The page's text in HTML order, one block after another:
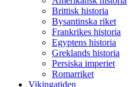
Brittisk historia
Bysantinska riket
Frankrikes historia
Egyptens historia
Greklands historia
Persiska imperiet
Romarriket
Vikingatiden